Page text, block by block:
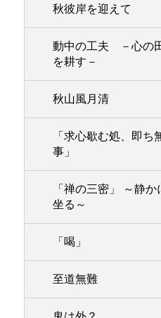
秋彼岸を迎えて
動中の工夫 －心の
を耕す－
秋山風月清
「求心歇む処、即ち
事」
「禅の三密」 ～静か
坐る～
「喝」
至道無難